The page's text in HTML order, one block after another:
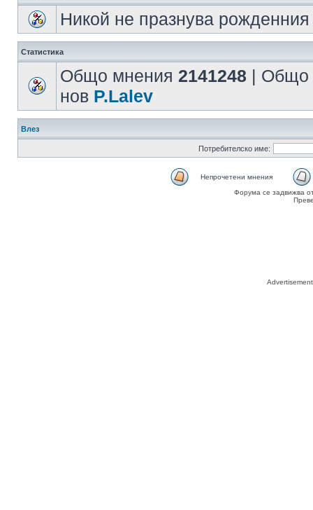
Никой не празнува
Статистика
Общо мнения 2141248 | Общо
нов P.Lalev
Влез
Потребителско име:
Непрочетени мнения
Форума се задвижва